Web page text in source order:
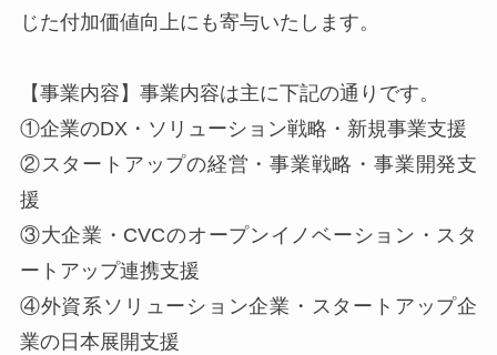
じた付加価値向上にも寄与いたします。
【事業内容】事業内容は主に下記の通りです。
①企業のDX・ソリューション戦略・新規事業支援
②スタートアップの経営・事業戦略・事業開発支
援
③大企業・CVCのオープンイノベーション・スタ
ートアップ連携支援
④外資系ソリューション企業・スタートアップ企
業の日本展開支援